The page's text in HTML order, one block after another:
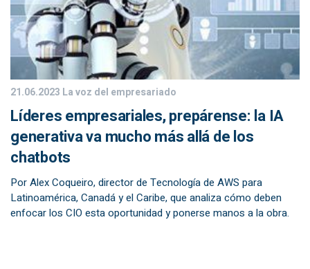
21.06.2023 La voz del empresariado
Líderes empresariales, prepárense: la IA
generativa va mucho más allá de los
chatbots
Por Alex Coqueiro, director de Tecnología de AWS para
Latinoamérica, Canadá y el Caribe, que analiza cómo deben
enfocar los CIO esta oportunidad y ponerse manos a la obra.